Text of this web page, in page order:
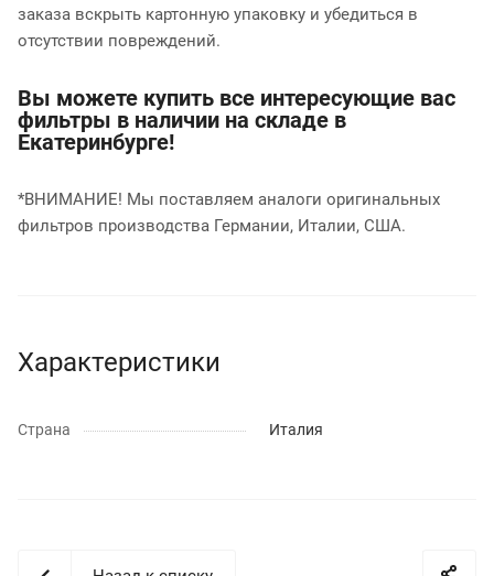
заказа вскрыть картонную упаковку и убедиться в
отсутствии повреждений.
Вы можете купить все интересующие вас
фильтры в наличии на складе в
Екатеринбурге!
*ВНИМАНИЕ! Мы поставляем аналоги оригинальных
фильтров производства Германии, Италии, США.
Характеристики
Страна Италия